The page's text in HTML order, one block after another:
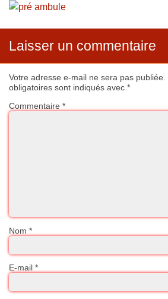
Laisser un commentaire
Votre adresse e-mail ne sera pas publiée.
obligatoires sont indiqués avec *
Commentaire *
Nom *
E-mail *